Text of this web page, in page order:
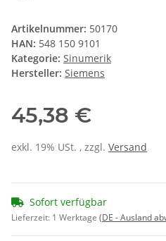
Artikelnummer: 50170
HAN: 548 150 9101
Kategorie: Sinumerik
Hersteller: Siemens
45,38 €
exkl. 19% USt. , zzgl. Versand
Sofort verfügbar
Lieferzeit: 1 Werktage (DE - Ausland